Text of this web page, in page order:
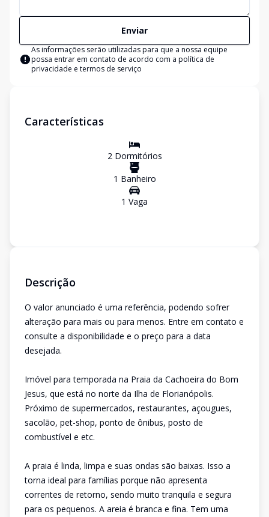
Enviar
As informações serão utilizadas para que a nossa equipe
possa entrar em contato de acordo com a política de
privacidade e termos de serviço
Características
2Dormitórios
1 Banheiro
1 Vaga
Descrição
O valor anunciado é uma referência, podendo sofrer
alteração para mais ou para menos. Entre em contato e
consulte a disponibilidade e o preço para a data
desejada.
Imóvel para temporada na Praia da Cachoeira do Bom
Jesus, que está no norte da Ilha de Florianópolis.
Próximo de supermercados, restaurantes, açougues,
sacolão, pet-shop, ponto de ônibus, posto de
combustível e etc.
A praia é linda, limpa e suas ondas são baixas. Isso a
torna ideal para famílias porque não apresenta
correntes de retorno, sendo muito tranquila e segura
para os pequenos. A areia é branca e fina. Tem uma